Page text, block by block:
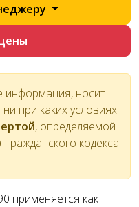
информация, носит
при каких условиях
, определяемой
Гражданского кодекса
применяется как